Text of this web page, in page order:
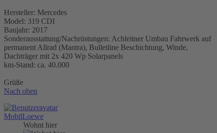
Hersteller: Mercedes
Model: 319 CDI
Baujahr: 2017
Sonderausstattung/Nachrüstungen: Achleitner Umbau Fahrwerk auf
permanent Allrad (Mantra), Bulletline Beschichtung, Winde,
Dachträger mit 2x 420 Wp Solarpanels
km-Stand: ca. 40.000
Grüße
Nach oben
MobilLoewe
Wohnt hier